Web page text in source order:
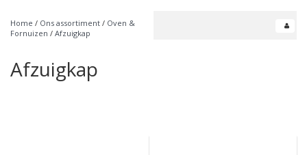
Home / Ons assortiment / Oven &
Fornuizen / Afzuigkap
Afzuigkap